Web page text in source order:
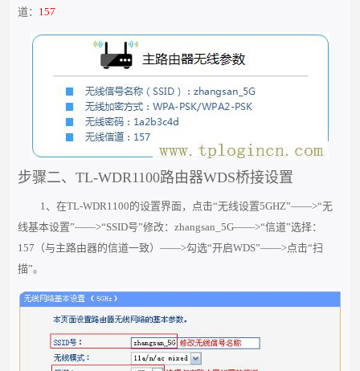
道： 157
步骤二、TL-WDR1100路由器WDS桥接设置
1、在TL-WDR1100的设置界面，点击“无线设置5GHZ”——>“无
线基本设置”——>“SSID号”修改：zhangsan_5G——>“信道”选择：
157（与主路由器的信道一致）——>勾选“开启WDS”——>点击“扫
描”。